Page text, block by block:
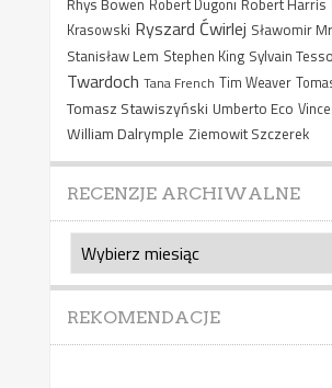
Rhys Bowen Robert Dugoni Robert Harris
Krasowski Ryszard Ćwirlej Sławomir
Stanisław Lem Stephen King Sylvain
Twardoch Tana French Tim Weaver
Tomasz Stawiszyński Umberto Eco
William Dalrymple Ziemowit Szczerek
RECENZJE ARCHIWALNE
Recenzje
archiwalne
REKOMENDACJE